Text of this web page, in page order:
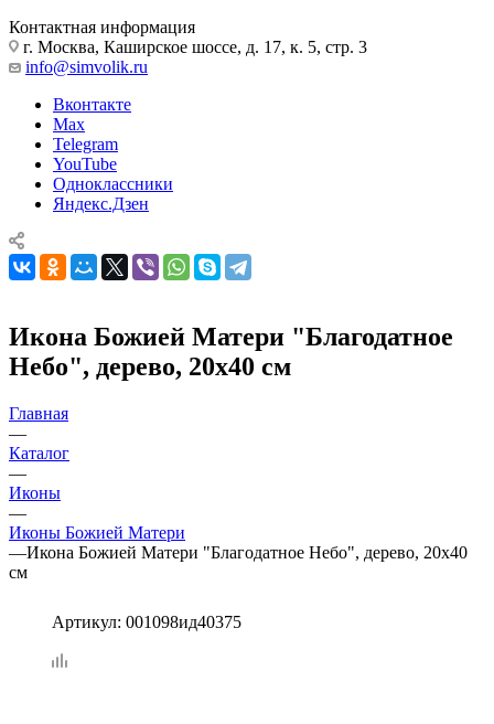
Контактная информация
г. Москва, Каширское шоссе, д. 17, к. 5, стр. 3
info@simvolik.ru
Вконтакте
Max
Telegram
YouTube
Одноклассники
Яндекс.Дзен
Икона Божией Матери "Благодатное
Небо", дерево, 20х40 см
Главная
—
Каталог
—
Иконы
—
Иконы Божией Матери
—Икона Божией Матери "Благодатное Небо", дерево, 20х40
см
Артикул: 001098ид40375